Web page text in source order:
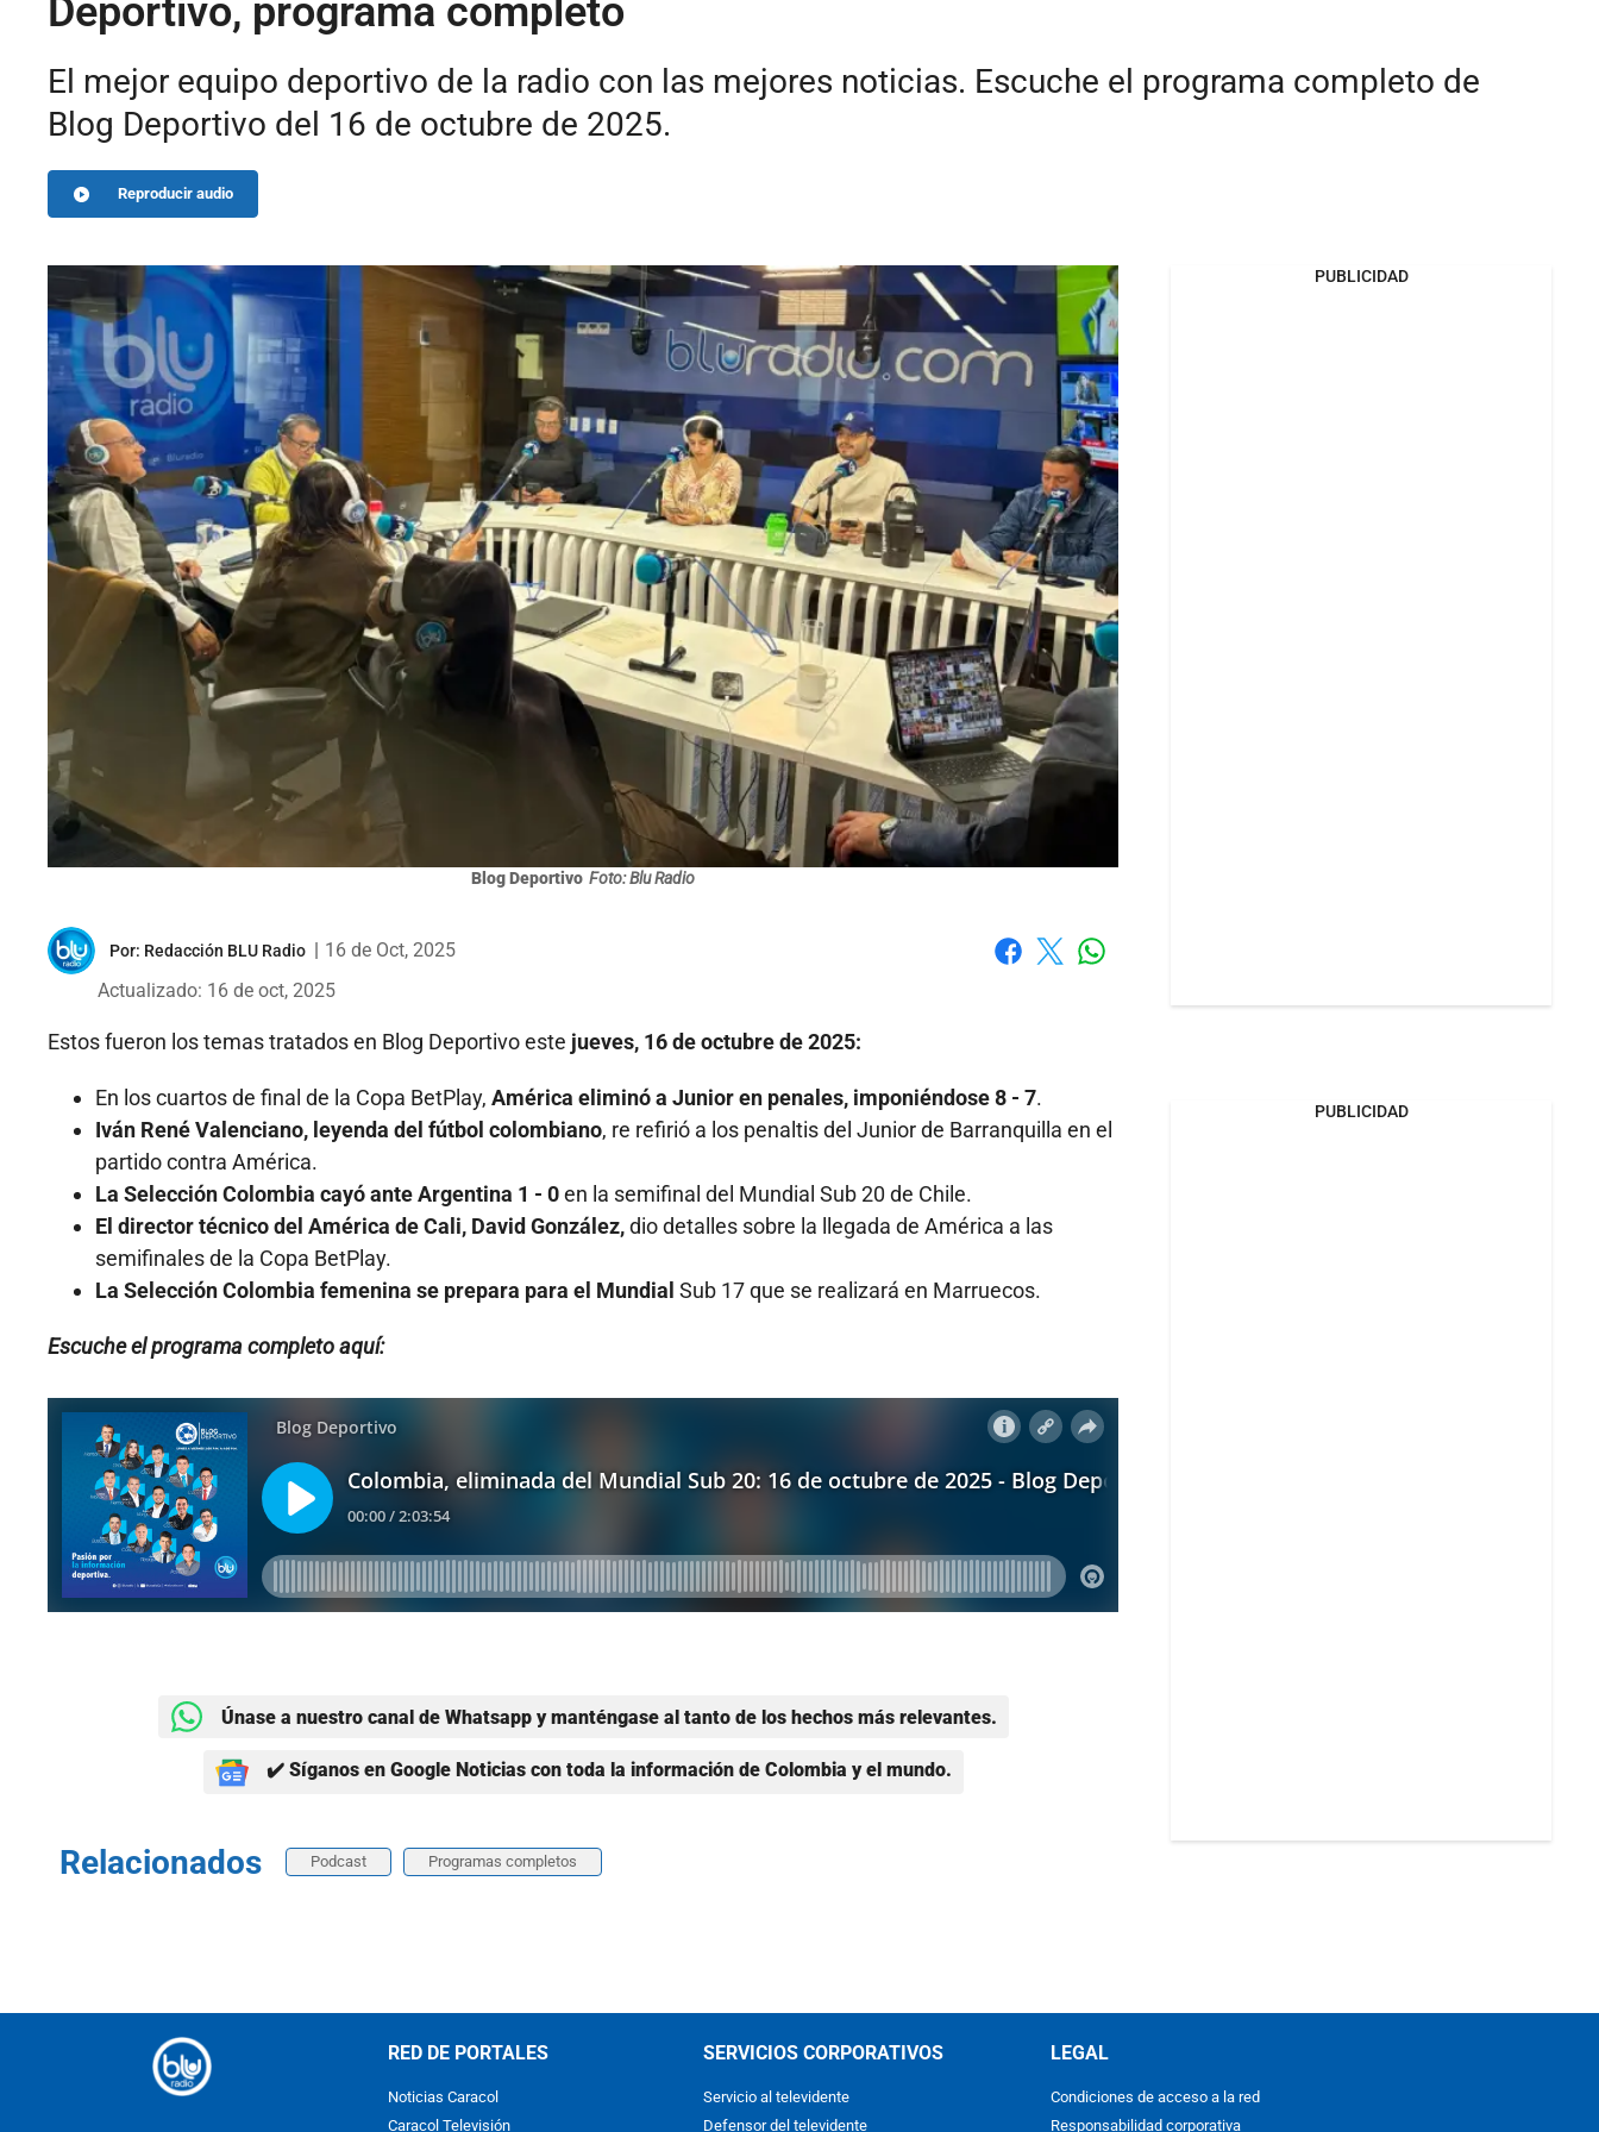
Deportivo, programa completo
El mejor equipo deportivo de la radio con las mejores noticias. Escuche el programa completo de
Blog Deportivo del 16 de octubre de 2025.
Reproducir audio
Blog Deportivo Foto: Blu Radio
Por: Redacción BLU Radio
16 de Oct, 2025
Actualizado: 16 de oct, 2025
Estos fueron los temas tratados en Blog Deportivo este jueves, 16 de octubre de 2025:
En los cuartos de final de la Copa BetPlay, América eliminó a Junior en penales, imponiéndose 8 - 7.
Iván René Valenciano, leyenda del fútbol colombiano, re refirió a los penaltis del Junior de Barranquilla en el
partido contra América.
La Selección Colombia cayó ante Argentina 1 - 0en la semifinal del Mundial Sub 20 de Chile.
El director técnico del América de Cali, David González,dio detalles sobre la llegada de América a las
semifinales de la Copa BetPlay.
La Selección Colombia femenina se prepara para el Mundial Sub 17 que se realizará en Marruecos.
Escuche el programa completo aquí:
Únase a nuestro canal de Whatsapp y manténgase al tanto de los hechos más relevantes.
✔️ Síganos en Google Noticias con toda la información de Colombia y el mundo.
Relacionados Podcast Programas completos
PUBLICIDAD
PUBLICIDAD
RED DE PORTALES
Noticias Caracol
Caracol Televisión
SERVICIOS CORPORATIVOS
Servicio al televidente
Defensor del televidente
LEGAL
Condiciones de acceso a la red
Responsabilidad corporativa